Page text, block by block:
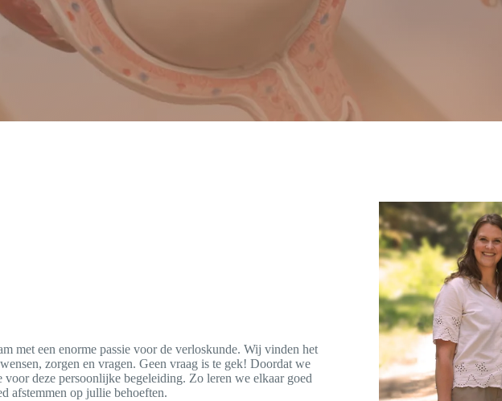
met een enorme passie voor de verloskunde. Wij vinden het
zorgen en vragen. Geen vraag is te gek! Doordat we
deze persoonlijke begeleiding. Zo leren we elkaar goed
afstemmen op jullie behoeften.